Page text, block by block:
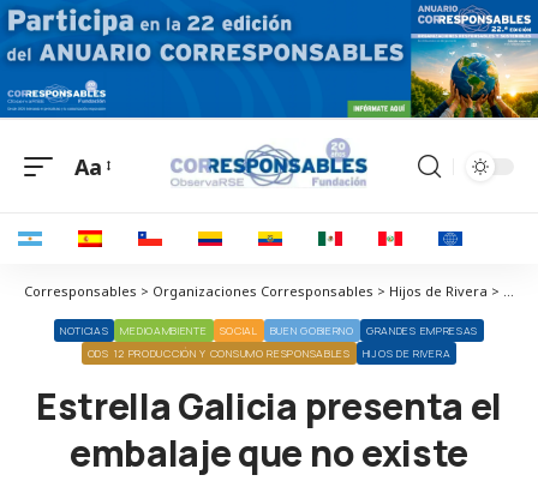
Aa
Corresponsables > Organizaciones Corresponsables > Hijos de Rivera > Estrella Galicia presenta el embalaje que no existe
NOTICIAS MEDIOAMBIENTE SOCIAL BUEN GOBIERNO
GRANDES EMPRESAS
ODS 12 PRODUCCIÓN Y CONSUMO RESPONSABLES
HIJOS DE RIVERA
Estrella Galicia presenta el
embalaje que no existe